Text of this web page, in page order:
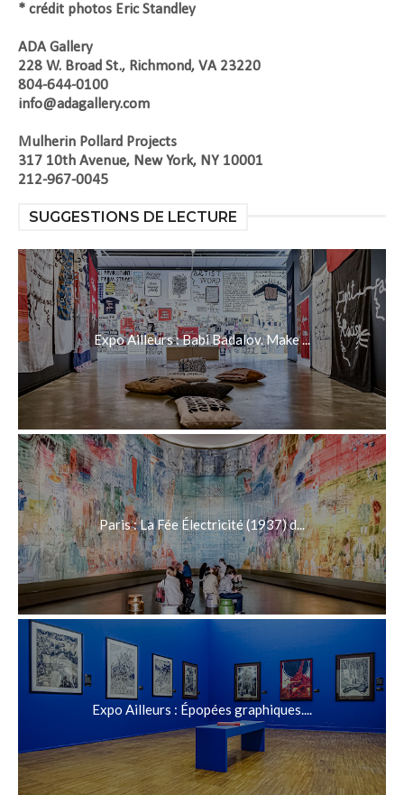
* crédit photos Eric Standley
ADA Gallery
228 W. Broad St., Richmond, VA 23220
804-644-0100
info@adagallery.com
Mulherin Pollard Projects
317 10th Avenue, New York, NY 10001
212-967-0045
SUGGESTIONS DE LECTURE
Expo Ailleurs : Babi Badalov. Make ...
Paris : La Fée Électricité (1937) d...
Expo Ailleurs : Épopées graphiques....